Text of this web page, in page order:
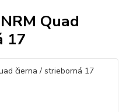
Quad
17